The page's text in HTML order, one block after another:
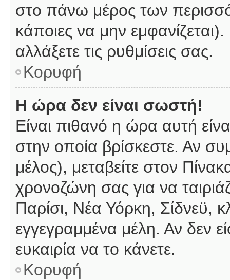
στο πάνω μέρος των
κάποιες να μην
αλλάξετε τις ρυθμίσεις σας.
Κορυφή
Η ώρα δεν είναι σωστή!
Είναι πιθανό η ώρα αυτή
στην οποία βρίσκεστε. Αν
μέλος), μεταβείτε στον
χρονοζώνη σας για να
Παρίσι, Νέα Υόρκη, Σίδνεϋ,
εγγεγραμμένα μέλη. Αν δεν
ευκαιρία να το κάνετε.
Κορυφή